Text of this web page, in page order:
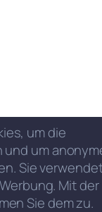
um die
um
Sie
Mit der
Sie dem zu.